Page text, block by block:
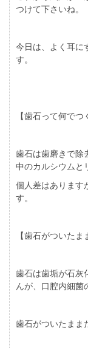
つけて下さいね。
今日は、よく耳に
す。
【歯石って何でつ
歯石は歯磨きで除
中のカルシウムと
個人差はあります
す。
【歯石がついたま
歯石は歯垢が石灰
んが、口腔内細菌
歯石がついたまま